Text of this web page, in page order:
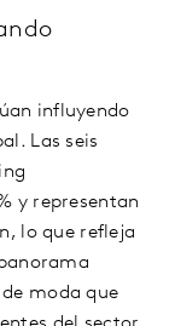
influyendo
Las seis
y representan
lo que refleja
moda que